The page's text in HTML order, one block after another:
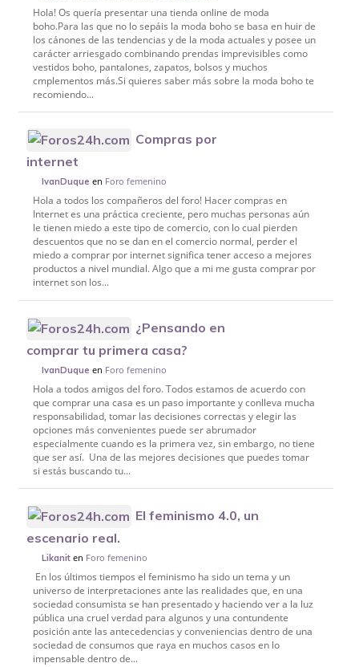
Hola! Os quería presentar una tienda online de moda
boho.Para las que no lo sepáis la moda boho se basa en huir de
los cánones de las tendencias y de la moda actuales y posee un
carácter arriesgado combinando prendas imprevisibles como
vestidos boho, pantalones, zapatos, bolsos y muchos
cmplementos más.Si quieres saber más sobre la moda boho te
recomiendo...
Compras por
internet
IvanDuque en Foro femenino
Hola a todos los compañeros del foro! Hacer compras en
Internet es una práctica creciente, pero muchas personas aún
le tienen miedo a este tipo de comercio, con lo cual pierden
descuentos que no se dan en el comercio normal, perder el
miedo a comprar por internet significa tener acceso a mejores
productos a nivel mundial. Algo que a mi me gusta comprar por
internet son los...
¿Pensando en
comprar tu primera casa?
IvanDuque en Foro femenino
Hola a todos amigos del foro. Todos estamos de acuerdo con
que comprar una casa es un paso importante y conlleva mucha
responsabilidad, tomar las decisiones correctas y elegir las
opciones más convenientes puede ser abrumador
especialmente cuando es la primera vez, sin embargo, no tiene
que ser así. Una de las mejores decisiones que puedes tomar
si estás buscando tu...
El feminismo 4.0, un
escenario real.
Likanit en Foro femenino
En los últimos tiempos el feminismo ha sido un tema y un
universo de interpretaciones ante las realidades que, en una
sociedad consumista se han presentado y haciendo ver a la luz
pública una cruel verdad para algunos y una contundente
posición ante las antecedencias y conveniencias dentro de una
sociedad de consumos que raya en muchos casos en lo
impensable dentro de...